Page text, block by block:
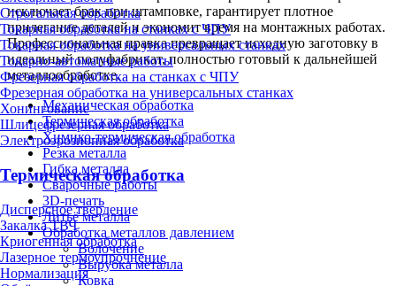
Строгальная обработка
Токарная обработка на станках с ЧПУ
Токарная обработка на универсальных станках
Токарно-автоматные работы
Фрезерная обработка на станках с ЧПУ
Фрезерная обработка на универсальных станках
Хонингование
Шлицефрезерная обработка
Электроэрозионная обработка
Термическая обработка
Дисперсное твердение
Закалка ТВЧ
Криогенная обработка
Лазерное термоупрочнение
Нормализация
исключает брак при штамповке, гарантирует плотное
прилегание деталей и экономит время на монтажных работах.
Профессиональная правка превращает исходную заготовку в
идеальный полуфабрикат, полностью готовый к дальнейшей
металлообработке.
Механическая обработка
Термическая обработка
Химико-термическая обработка
Резка металла
Гибка металла
Сварочные работы
3D-печать
Литьё металла
Обработка металлов давлением
Волочение
Вырубка металла
Ковка